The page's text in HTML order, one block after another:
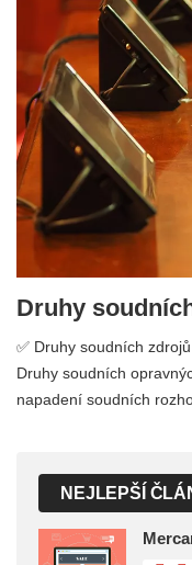
Druhy
✅ Druhy soudních
Druhy soudních
napadení soudních
NEJLEPŠÍ